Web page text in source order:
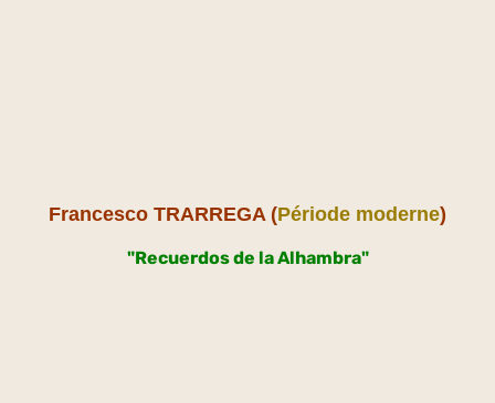
Francesco TRARREGA (Période moderne)
"Recuerdos de la Alhambra"